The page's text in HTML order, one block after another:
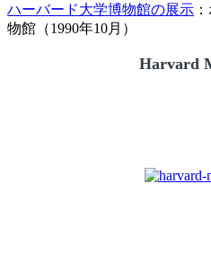
ハーバード大学博物館の展示
物館（1990年10月）
Harvard